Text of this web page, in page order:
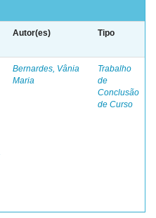
Autor(es) Tipo
Bernardes, Vânia
Maria
Trabalho
de
Conclusão
de Curso